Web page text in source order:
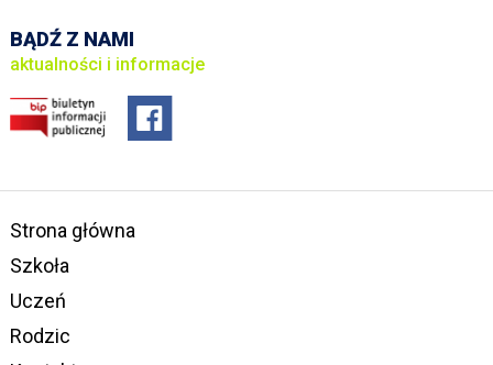
BĄDŹ Z NAMI
aktualności i informacje
Strona główna
Szkoła
Uczeń
Rodzic